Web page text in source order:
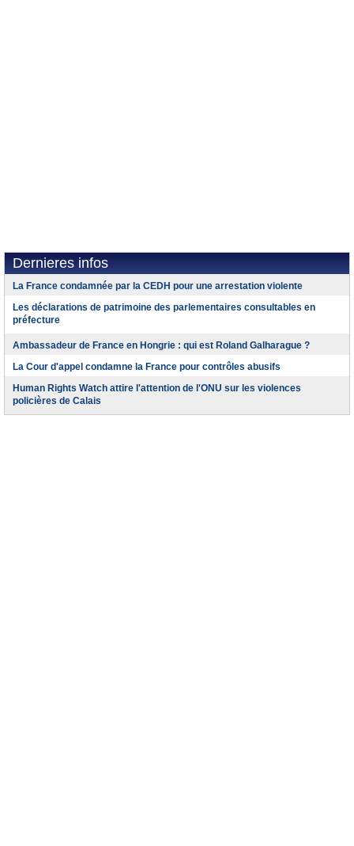
Dernieres infos
La France condamnée par la CEDH pour une arrestation violente
Les déclarations de patrimoine des parlementaires consultables en
préfecture
Ambassadeur de France en Hongrie : qui est Roland Galharague ?
La Cour d'appel condamne la France pour contrôles abusifs
Human Rights Watch attire l'attention de l'ONU sur les violences
policières de Calais